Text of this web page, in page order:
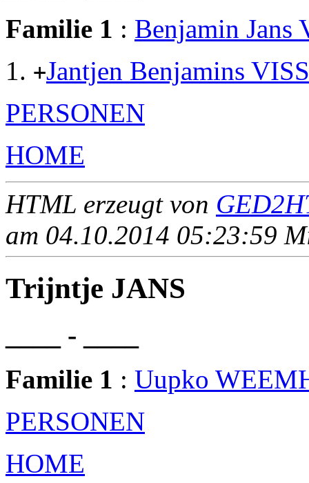
Familie 1 : Benjamin Jans
+Jantjen Benjamins
PERSONEN
HOME
HTML erzeugt von
am 04.10.2014 05:23:59
Trijntje JANS
____ - ____
Familie 1 : Uupko
PERSONEN
HOME